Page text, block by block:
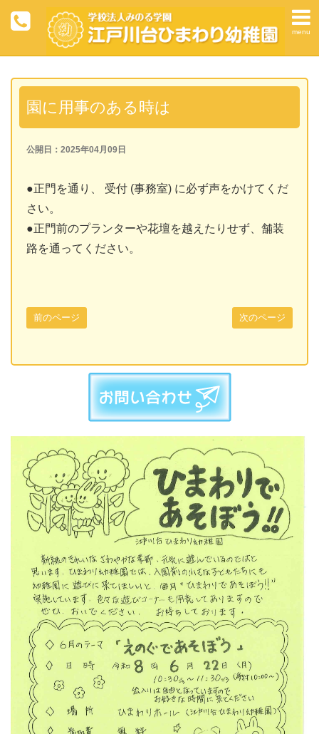
menu
園に用事のある時は
公開日：2025年04月09日
●正門を通り、 受付 (事務室) に必ず声をかけてくだ
さい。
●正門前のプランターや花壇を越えたりせず、舗装
路を通ってください。
前のページ 次のページ